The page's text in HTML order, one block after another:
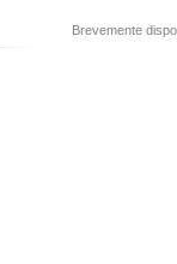
Brevemente